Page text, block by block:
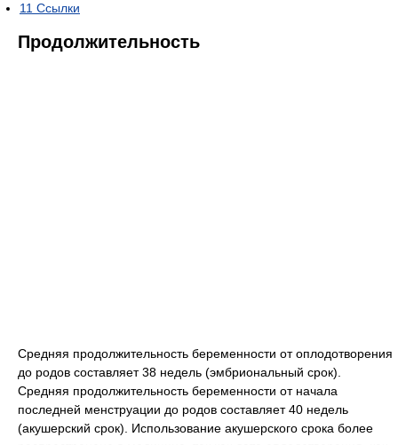
11 Ссылки
Продолжительность
Средняя продолжительность беременности от оплодотворения
до родов составляет 38 недель (эмбриональный срок).
Средняя продолжительность беременности от начала
последней менструации до родов составляет 40 недель
(акушерский срок). Использование акушерского срока более